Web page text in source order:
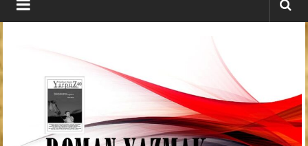
Edebiyat
Kahramanmaraş'ın